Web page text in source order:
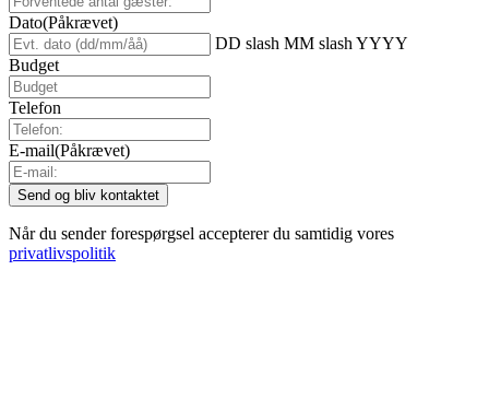
Dato(Påkrævet)
DD slash MM slash YYYY
Budget
Telefon
E-mail(Påkrævet)
Når du sender forespørgsel accepterer du samtidig vores
privatlivspolitik